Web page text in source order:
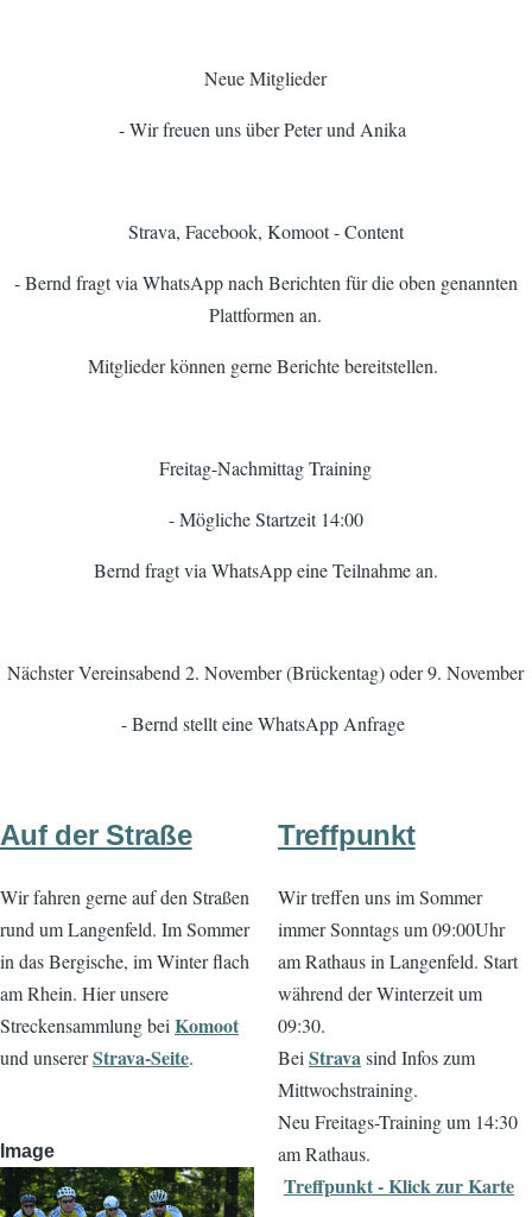
Neue Mitglieder
- Wir freuen uns über Peter und Anika
Strava, Facebook, Komoot - Content
- Bernd fragt via WhatsApp nach Berichten für die oben genannten
Plattformen an.
Mitglieder können gerne Berichte bereitstellen.
Freitag-Nachmittag Training
- Mögliche Startzeit 14:00
Bernd fragt via WhatsApp eine Teilnahme an.
Nächster Vereinsabend 2. November (Brückentag) oder 9. November
- Bernd stellt eine WhatsApp Anfrage
Auf der Straße
Wir fahren gerne auf den Straßen
rund um Langenfeld. Im Sommer
in das Bergische, im Winter flach
am Rhein. Hier unsere
Streckensammlung bei Komoot
und unsererStrava-Seite.
Image
Treffpunkt
Wir treffen uns im Sommer
immer Sonntags um 09:00Uhr
am Rathaus in Langenfeld. Start
während der Winterzeit um
09:30.
Bei Strava sind Infos zum
Mittwochstraining.
Neu Freitags-Training um 14:30
am Rathaus.
Treffpunkt - Klick zur Karte